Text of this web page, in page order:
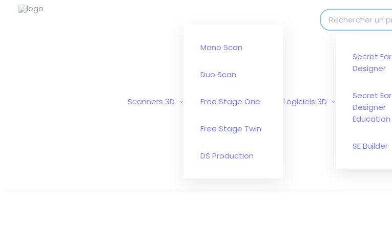
Scanners 3D
Mono Scan
Duo Scan
Free Stage One
Free Stage Twin
DS Production
Logiciels 3D
Secret Ear
Designer
Secret Ear
Designer
Education
SE Builder
Search for: